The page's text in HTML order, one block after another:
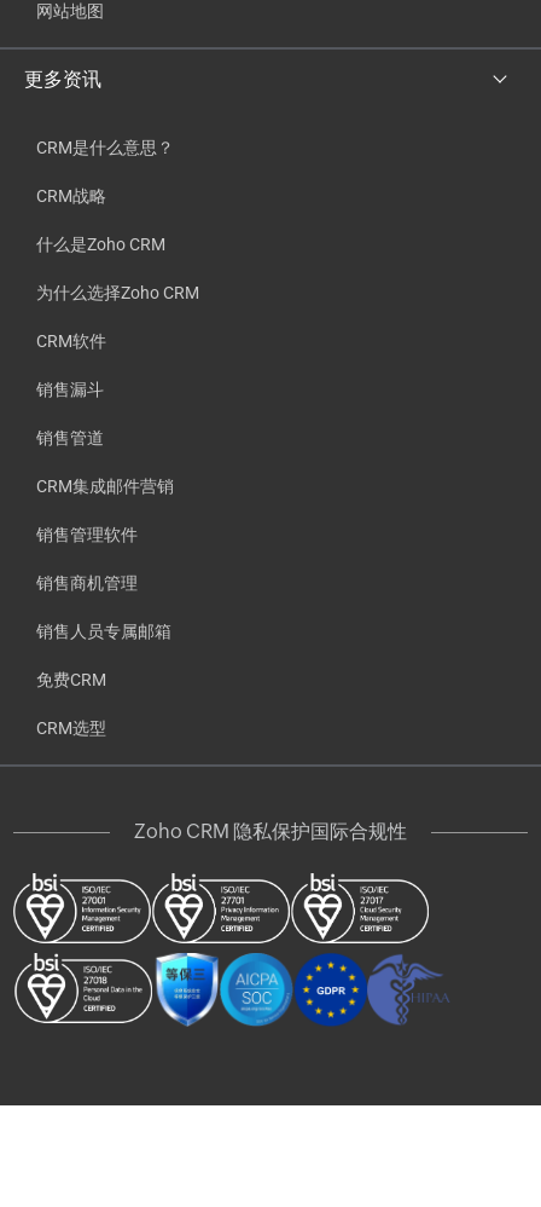
网站地图
更多资讯
CRM是什么意思？
CRM战略
什么是Zoho CRM
为什么选择Zoho CRM
CRM软件
销售漏斗
销售管道
CRM集成邮件营销
销售管理软件
销售商机管理
销售人员专属邮箱
免费CRM
CRM选型
Zoho CRM 隐私保护国际合规性